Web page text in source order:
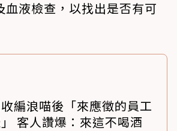
血液檢查，以找出是否有可
編浪喵後「來應徵的員工
客人讚爆：來這不喝酒